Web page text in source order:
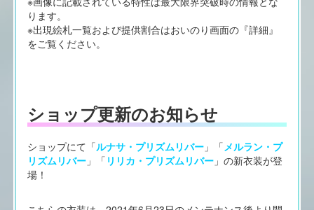
ります。
※出現絵札一覧および提供割合はおいのり画面の『詳細』
をご覧ください。
ショップ更新のお知らせ
ショップにて「ルナサ・プリズムリバー」「 メルラン・プ
リズムリバー」「 リリカ・プリズムリバー」の新衣装が登
場！